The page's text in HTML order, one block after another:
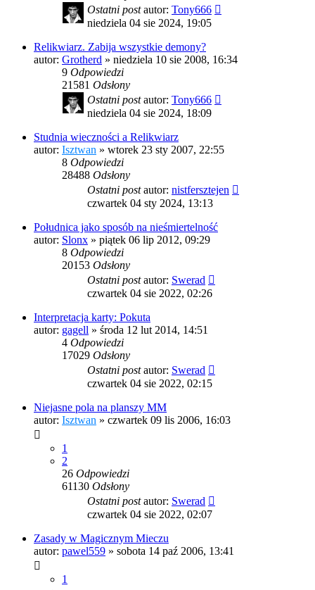
Ostatni postautor: Tony666
niedziela 04 sie 2024, 19:05
Relikwiarz. Zabija wszystkie demony?
autor: Grotherd » niedziela 10 sie 2008, 16:34
9 Odpowiedzi
21581 Odsłony
Ostatni postautor: Tony666
niedziela 04 sie 2024, 18:09
Studnia wieczności a Relikwiarz
autor: Isztwan » wtorek 23 sty 2007, 22:55
8 Odpowiedzi
28488 Odsłony
Ostatni postautor: nistfersztejen
czwartek 04 sty 2024, 13:13
Południca jako sposób na nieśmiertelność
autor: Slonx » piątek 06 lip 2012, 09:29
8 Odpowiedzi
20153 Odsłony
Ostatni postautor: Swerad
czwartek 04 sie 2022, 02:26
Interpretacja karty: Pokuta
autor: gagell » środa 12 lut 2014, 14:51
4 Odpowiedzi
17029 Odsłony
Ostatni postautor: Swerad
czwartek 04 sie 2022, 02:15
Niejasne pola na planszy MM
autor: Isztwan » czwartek 09 lis 2006, 16:03
1
2
26 Odpowiedzi
61130 Odsłony
Ostatni postautor: Swerad
czwartek 04 sie 2022, 02:07
Zasady w Magicznym Mieczu
autor: pawel559 » sobota 14 paź 2006, 13:41
1